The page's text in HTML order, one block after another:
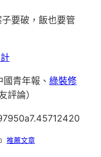
要破，飯也要管
國青年報、綠裝修
評論）
推薦文章